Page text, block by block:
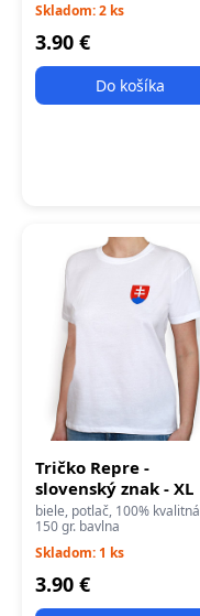
Skladom: 2 ks
3.90 €
Do košíka
Tričko Repre -
slovenský znak - XL
biele, potlač, 100% kvalitná
150 gr. bavlna
Skladom: 1 ks
3.90 €